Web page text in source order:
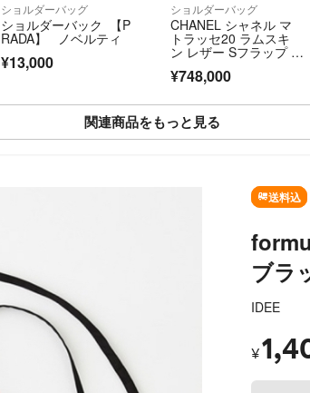
ショルダーバッグ
ショルダーバック 【P
RADA】 ノベルティ
¥13,000
ショルダーバッグ
CHANEL シャネル マ
トラッセ20 ラムスキ
ン レザー Sフラップ S
ッグ ゴールド金具 ラ
¥748,000
関連商品をもっと見る
送料込
ブラ
IDEE
¥